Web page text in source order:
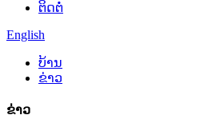
ຕິດຕໍ່
English
ບ້ານ
ຂ່າວ
ຂ່າວ